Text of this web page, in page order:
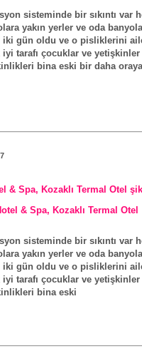
sisteminde bir sıkıntı var
yakın yerler ve oda
iki gün oldu ve o pisliklerini
iyi tarafı çocuklar ve
bina eski bir daha
& Spa, Kozaklı Termal Otel
& Spa, Kozaklı Termal Otel
sisteminde bir sıkıntı var
yakın yerler ve oda
iki gün oldu ve o pisliklerini
iyi tarafı çocuklar ve
bina eski